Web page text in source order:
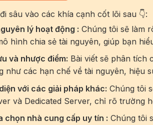
sâu vào các khía cạnh cốt lõi sau 👇:
lý hoạt động : Chúng tôi sẽ làm
hình chia sẻ tài nguyên, giúp bạn
và nhược điểm: Bài viết sẽ phân tích
như các hạn chế về tài nguyên, hiệu
với các giải pháp khác: Chúng tôi
và Dedicated Server, chỉ rõ trường
chọn nhà cung cấp uy tín : Chúng tôi